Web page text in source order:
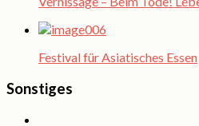
Festival für Asiatisches Essen
Sonstiges